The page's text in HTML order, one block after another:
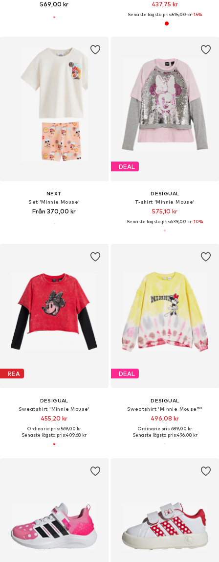
569,00 kr 437,75 kr
Senaste lägsta pris:515,00 kr-15%
NEXT
Set 'Minnie Mouse'
Från 370,00 kr
DEAL
DESIGUAL
T-shirt 'Minnie Mouse'
575,10 kr
Senaste lägsta pris:639,00 kr-10%
REA
DESIGUAL
Sweatshirt 'Minnie Mouse'
455,20 kr
Ordinarie pris: 569,00 kr
Senaste lägsta pris:409,68 kr
DEAL
DESIGUAL
Sweatshirt 'Minnie Mouse™'
496,08 kr
Ordinarie pris: 689,00 kr
Senaste lägsta pris:496,08 kr